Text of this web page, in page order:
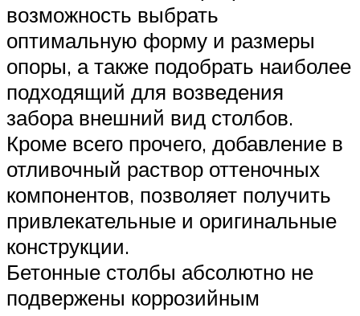
возможность выбрать
оптимальную форму и размеры
опоры, а также подобрать наиболее
подходящий для возведения
забора внешний вид столбов.
Кроме всего прочего, добавление в
отливочный раствор оттеночных
компонентов, позволяет получить
привлекательные и оригинальные
конструкции.
Бетонные столбы абсолютно не
подвержены коррозийным